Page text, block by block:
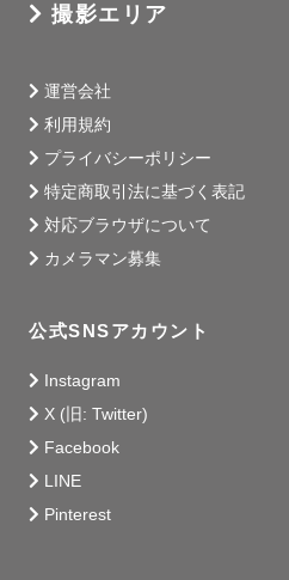
撮影エリア
運営会社
利用規約
プライバシーポリシー
特定商取引法に基づく表記
対応ブラウザについて
カメラマン募集
公式SNSアカウント
Instagram
X (旧: Twitter)
Facebook
LINE
Pinterest